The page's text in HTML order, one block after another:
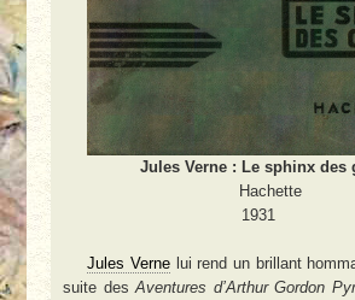
Jules Verne : Le sphinx des
Hachette
1931
Jules Vernelui rend un brillant
suite desAventures d’Arthur Gordon